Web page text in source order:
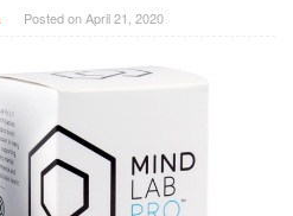
Posted onApril 21, 2020